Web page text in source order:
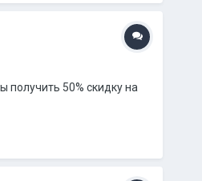
50% скидку на